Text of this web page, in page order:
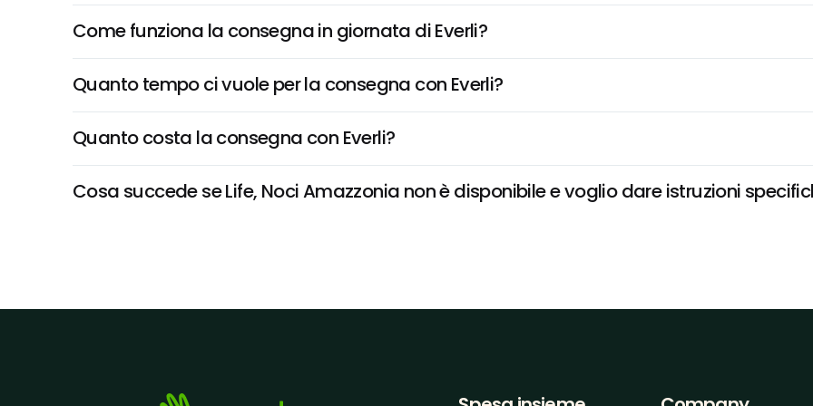
Come funziona la consegna in giornata di Everli?
Quanto tempo ci vuole per la consegna con Everli?
Quanto costa la consegna con Everli?
Cosa succede se Life, Noci Amazzonia non è disponibile e voglio dare istruzioni